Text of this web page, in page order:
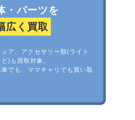
・パーツを
広く買取
ア、アクセサリー類(ライト
)も買取対象。
でも、ママチャリでも買い取